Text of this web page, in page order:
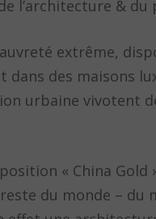
l’architecture &
extrême,
des maisons
urbaine vivotent
« China
du monde – du